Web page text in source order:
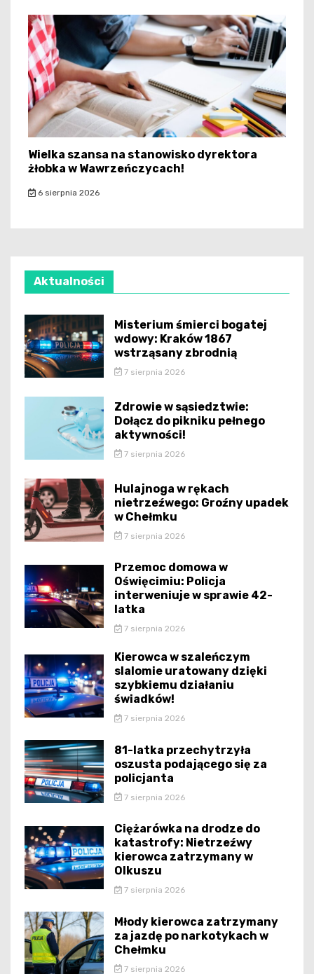
Wielka szansa na stanowisko dyrektora
żłobka w Wawrzeńczycach!
6 sierpnia 2026
Aktualności
Misterium śmierci bogatej
wdowy: Kraków 1867
wstrząsany zbrodnią
7 sierpnia 2026
Zdrowie w sąsiedztwie:
Dołącz do pikniku pełnego
aktywności!
7 sierpnia 2026
Hulajnoga w rękach
nietrzeźwego: Groźny upadek
w Chełmku
7 sierpnia 2026
Przemoc domowa w
Oświęcimiu: Policja
interweniuje w sprawie 42-
latka
7 sierpnia 2026
Kierowca w szaleńczym
slalomie uratowany dzięki
szybkiemu działaniu
świadków!
7 sierpnia 2026
81-latka przechytrzyła
oszusta podającego się za
policjanta
7 sierpnia 2026
Ciężarówka na drodze do
katastrofy: Nietrzeźwy
kierowca zatrzymany w
Olkuszu
7 sierpnia 2026
Młody kierowca zatrzymany
za jazdę po narkotykach w
Chełmku
7 sierpnia 2026